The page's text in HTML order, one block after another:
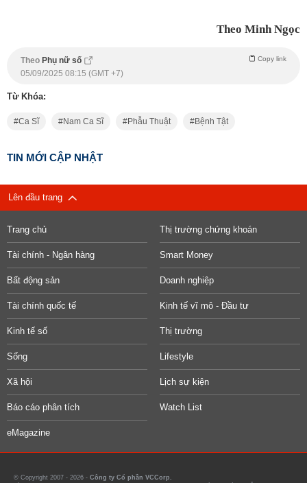
Theo Minh Ngọc
Theo Phụ nữ số Copy link
05/09/2025 08:15 (GMT +7)
Từ Khóa:
Ca Sĩ Nam Ca Sĩ Phẫu Thuật Bệnh Tật
TIN MỚI CẬP NHẬT
Lên đầu trang
Trang chủ Thị trường chứng khoán
Tài chính - Ngân hàng Smart Money
Bất động sản Doanh nghiệp
Tài chính quốc tế Kinh tế vĩ mô - Đầu tư
Kinh tế số Thị trường
Sống Lifestyle
Xã hội Lịch sự kiện
Báo cáo phân tích Watch List
eMagazine
© Copyright 2007 - 2026 - Công ty Cổ phần VCCorp.